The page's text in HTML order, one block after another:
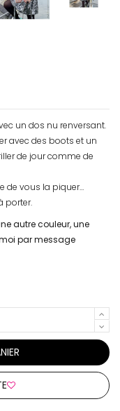
un dos nu renversant.
avec des boots et un
de jour comme de
de vous la piquer…
porter.
autre couleur, une
par message